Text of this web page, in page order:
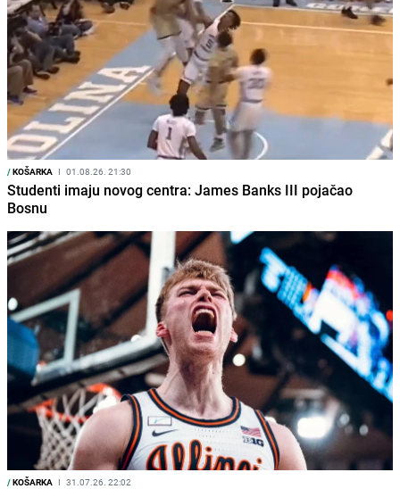
/KOŠARKA I 01.08.26. 21:30
Studenti imaju novog centra: James Banks III pojačao
Bosnu
/KOŠARKA I 31.07.26. 22:02